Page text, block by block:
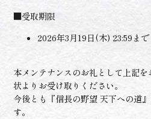
■受取期限
2026年3月19日(木) 23:59まで
本メンテナンスのお礼として上記
状よりお受け取りください。
今後とも『信長の野望 天下への道
す。